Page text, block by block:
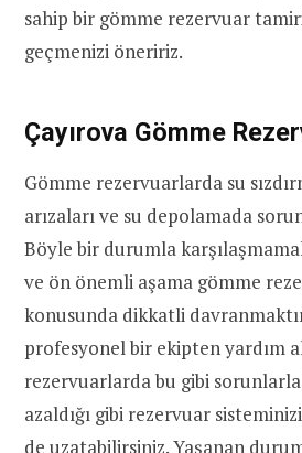
sahip bir gömme rezervuar
geçmenizi öneririz.
Çayırova Gömme
Gömme rezervuarlarda su
arızaları ve su depolamada
Böyle bir durumla
ve ön önemli aşama gömme
konusunda dikkatli
profesyonel bir ekipten yardım
rezervuarlarda bu gibi
azaldığı gibi rezervuar
de uzatabilirsiniz. Yaşanan